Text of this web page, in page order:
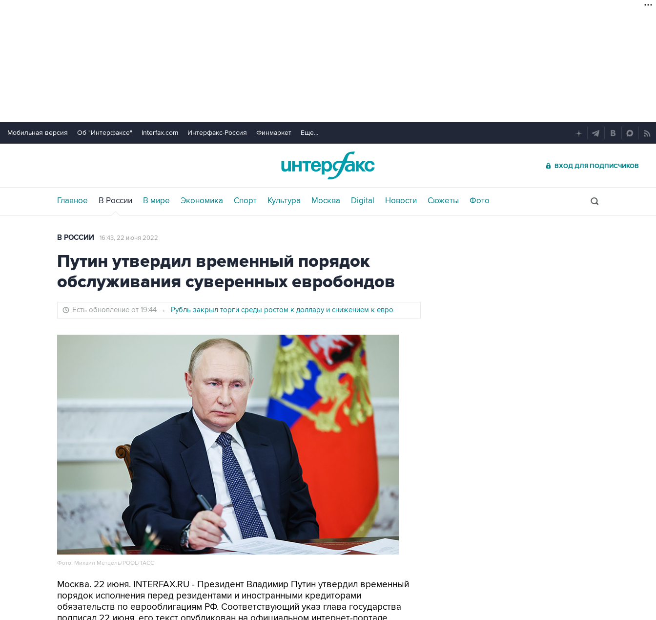
Мобильная версия Об "Интерфаксе" Interfax.com Интерфакс-Россия Финмаркет Еще...
ВХОД ДЛЯ ПОДПИСЧИКОВ
Главное В России В мире Экономика Спорт Культура Москва Digital Новости Сюжеты Фото
В РОССИИ 16:43, 22 июня 2022
Путин утвердил временный порядок
обслуживания суверенных евробондов
Есть обновление от 19:44 → Рубль закрыл торги среды ростом к доллару и снижением к евро
Фото: Михаил Метцель/POOL/ТАСС
Москва. 22 июня. INTERFAX.RU - Президент Владимир Путин утвердил временный
порядок исполнения перед резидентами и иностранными кредиторами
обязательств по еврооблигациям РФ. Соответствующий указ глава государства